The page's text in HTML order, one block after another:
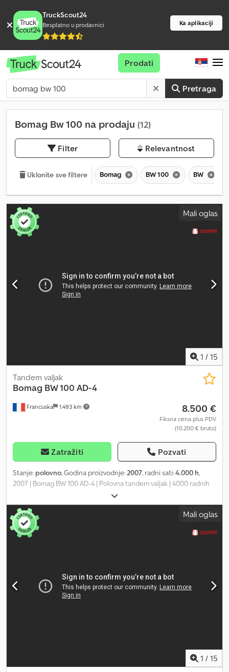
TruckScout24
Besplatno u prodavnici Ka aplikaciji
Pretraga
Prodati
Bomag Bw 100 na prodaju (12)
Filter Relevantnost
Uklonite sve filtere Bomag BW 100 BW
Mali oglas
1 / 15
Francuska 1.493 km
Tandem valjak
Bomag BW 100 AD-4
8.500 €
Fiksna cena plus PDV
(10.200 € bruto)
Zatražiti Pozvati
Stanje: polovno, Godina proizvodnje:2007, radni sati:4.000 h,
2007 | Bomag BW 100 AD-4 | Polovna tandem valjak | 4000 radnih
sati 📍 Lokacija: Francuska 🚛 Isporuka moguća na vašu adresu –
koristite naš kalkulator za procenu troškova transporta! 💰 Kupi
odmah za 8.500 EUR ili pošaljite ponudu. Plaćanje pri isporuci
dostupno uz malu nadoknadu (podložno odobrenju)* 👷‍♂️
Pregledao nezavisni ekspert Dsdpfjzingusx Andjck 44 kontrolne
dodatnih zamerki. 📄 Želite da vidite kompletan izveštaj o
inspekciji, dodatne fotografije ili video? Savjet: Referenca „40959
Equippo“ se često koristi za više informacija na internetu. 💡 Zašto
vlasnike i operatere mašina – sve dostupno na našoj platformi.
Mali oglas
1 / 15